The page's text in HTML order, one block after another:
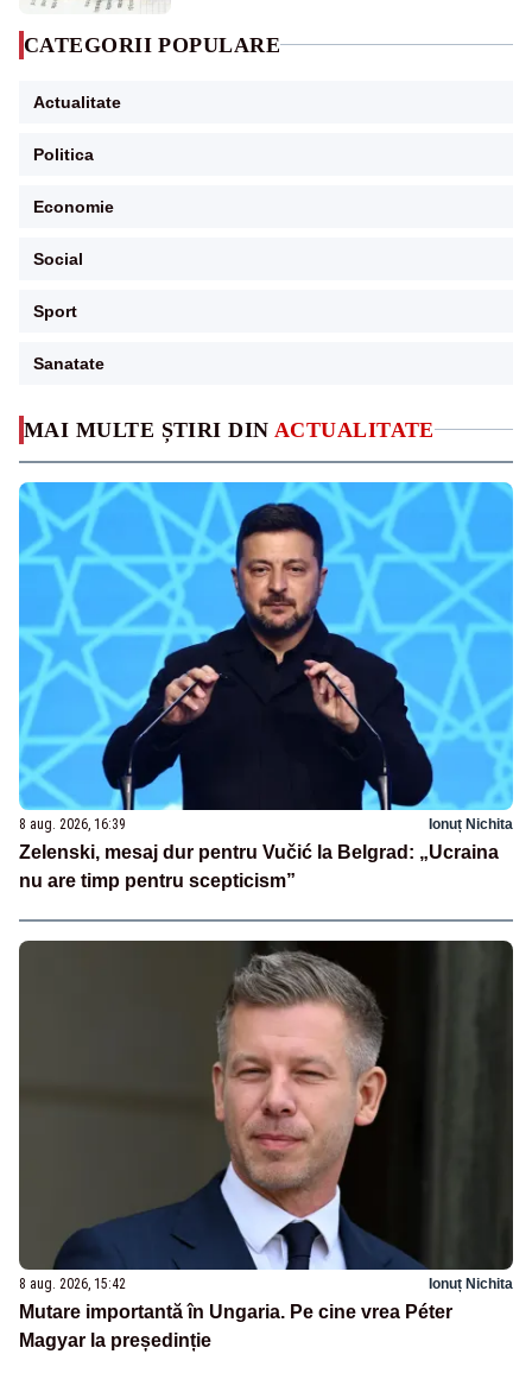
MAI MULTE ȘTIRI DIN ACTUALITATE
8 aug. 2026, 16:39 Ionuț Nichita
Zelenski, mesaj dur pentru Vučić la Belgrad: „Ucraina
nu are timp pentru scepticism”
8 aug. 2026, 15:42 Ionuț Nichita
Mutare importantă în Ungaria. Pe cine vrea Péter
Magyar la președinție
CATEGORII POPULARE
Actualitate
Politica
Economie
Social
Sport
Sanatate